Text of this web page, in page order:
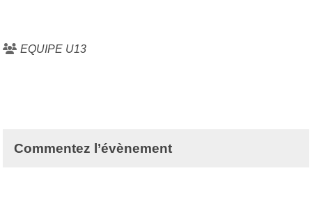
EQUIPE U13
Commentez l’évènement